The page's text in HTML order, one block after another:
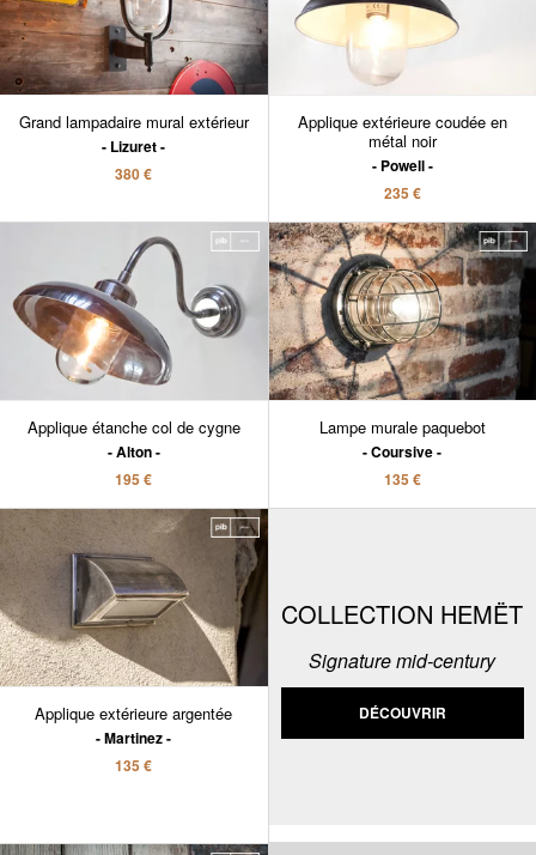
Grand lampadaire mural extérieur
Lizuret
380 €
Applique extérieure coudée en
métal noir
Powell
235 €
Applique étanche col de cygne
Alton
195 €
Lampe murale paquebot
Coursive
135 €
Applique extérieure argentée
Martinez
135 €
COLLECTION HEMËT
Signature mid-century
DÉCOUVRIR